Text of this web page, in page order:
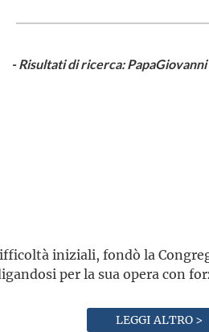
- Risultati di ricerca: PapaGiovanni
iniziali, fondò la
per la sua opera con
LEGGI ALTRO >